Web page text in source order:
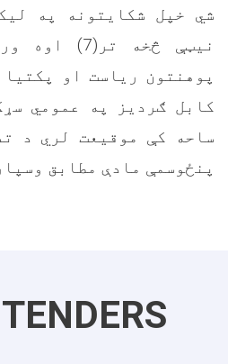
شي خپل شکایتونه په
نيټې څخه
پوهنتون ریاست او
کابل ګردیز په عمومي
ساحه کې موقیعت لري د
پنځوسمې مادې مطابق